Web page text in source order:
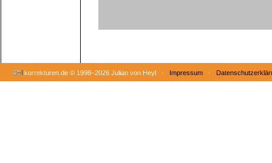
korrekturen.de © 1998–2026 Julian von Heyl · Impressum ·